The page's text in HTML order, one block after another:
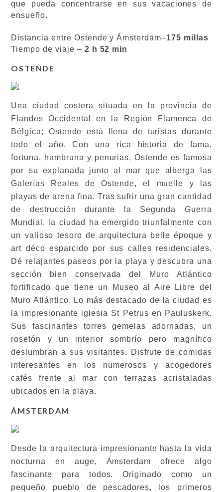
que pueda concentrarse en sus vacaciones de
ensueño.
Distancia entre Ostende y Ámsterdam–175 millas
Tiempo de viaje – 2 h 52 min
OSTENDE
Una ciudad costera situada en la provincia de
Flandes Occidental en la Región Flamenca de
Bélgica; Ostende está llena de turistas durante
todo el año. Con una rica historia de fama,
fortuna, hambruna y penurias, Ostende es famosa
por su explanada junto al mar que alberga las
Galerías Reales de Ostende, el muelle y las
playas de arena fina. Tras sufrir una gran cantidad
de destrucción durante la Segunda Guerra
Mundial, la ciudad ha emergido triunfalmente con
un valioso tesoro de arquitectura belle époque y
art déco esparcido por sus calles residenciales.
Dé relajantes paseos por la playa y descubra una
sección bien conservada del Muro Atlántico
fortificado que tiene un Museo al Aire Libre del
Muro Atlántico. Lo más destacado de la ciudad es
la impresionante iglesia St Petrus en Pauluskerk.
Sus fascinantes torres gemelas adornadas, un
rosetón y un interior sombrío pero magnífico
deslumbran a sus visitantes. Disfrute de comidas
interesantes en los numerosos y acogedores
cafés frente al mar con terrazas acristaladas
ubicados en la playa.
ÁMSTERDAM
Desde la arquitectura impresionante hasta la vida
nocturna en auge, Ámsterdam ofrece algo
fascinante para todos. Originado como un
pequeño pueblo de pescadores, los primeros